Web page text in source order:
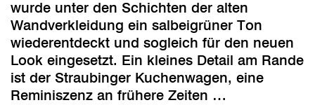
wurde unter den Schichten der alten
Wandverkleidung ein salbeigrüner Ton
wiederentdeckt und sogleich für den neuen
Look eingesetzt. Ein kleines Detail am Rande
ist der Straubinger Kuchenwagen, eine
Reminiszenz an frühere Zeiten …